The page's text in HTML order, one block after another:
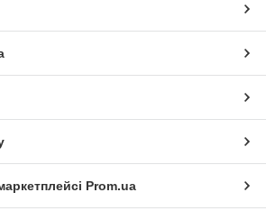
Prom.ua